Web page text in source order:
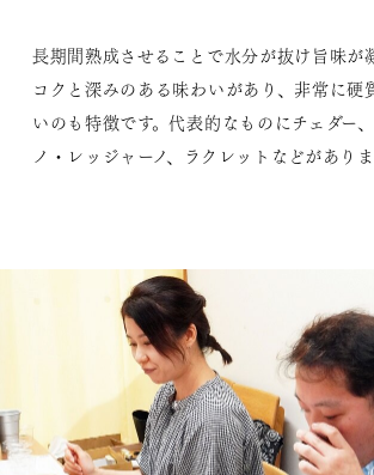
長期間熟成させることで水分が抜け旨味が
コクと深みのある味わいがあり、非常に硬
いのも特徴です。代表的なものにチェダー
ノ・レッジャーノ、ラクレットなどがありま